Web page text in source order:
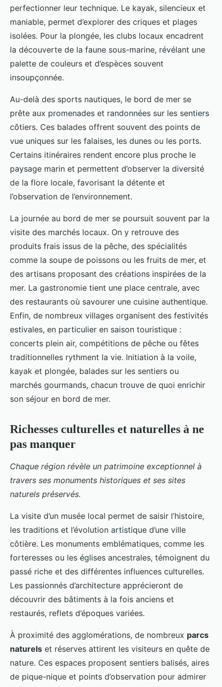
perfectionner leur technique. Le kayak, silencieux et
maniable, permet d’explorer des criques et plages
isolées. Pour la plongée, les clubs locaux encadrent
la découverte de la faune sous-marine, révélant une
palette de couleurs et d’espèces souvent
insoupçonnée.
Au-delà des sports nautiques, le bord de mer se
prête aux promenades et randonnées sur les sentiers
côtiers. Ces balades offrent souvent des points de
vue uniques sur les falaises, les dunes ou les ports.
Certains itinéraires rendent encore plus proche le
paysage marin et permettent d’observer la diversité
de la flore locale, favorisant la détente et
l’observation de l’environnement.
La journée au bord de mer se poursuit souvent par la
visite des marchés locaux. On y retrouve des
produits frais issus de la pêche, des spécialités
comme la soupe de poissons ou les fruits de mer, et
des artisans proposant des créations inspirées de la
mer. La gastronomie tient une place centrale, avec
des restaurants où savourer une cuisine authentique.
Enfin, de nombreux villages organisent des festivités
estivales, en particulier en saison touristique :
concerts plein air, compétitions de pêche ou fêtes
traditionnelles rythment la vie. Initiation à la voile,
kayak et plongée, balades sur les sentiers ou
marchés gourmands, chacun trouve de quoi enrichir
son séjour en bord de mer.
Richesses culturelles et naturelles à ne
pas manquer
Chaque région révèle un patrimoine exceptionnel à
travers ses monuments historiques et ses sites
naturels préservés.
La visite d’un musée local permet de saisir l’histoire,
les traditions et l’évolution artistique d’une ville
côtière. Les monuments emblématiques, comme les
forteresses ou les églises ancestrales, témoignent du
passé riche et des différentes influences culturelles.
Les passionnés d’architecture apprécieront de
découvrir des bâtiments à la fois anciens et
restaurés, reflets d’époques variées.
À proximité des agglomérations, de nombreux parcs
naturels et réserves attirent les visiteurs en quête de
nature. Ces espaces proposent sentiers balisés, aires
de pique-nique et points d’observation pour admirer